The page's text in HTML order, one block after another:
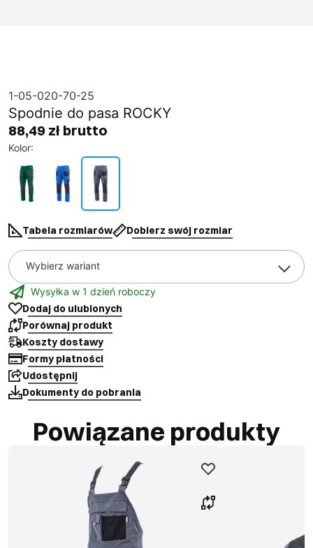
1-05-020-70-25
Spodnie do pasa ROCKY
88,49 zł brutto
Kolor:
Tabela rozmiarów Dobierz swój rozmiar
Wybierz wariant
Wysyłka w 1 dzień roboczy
Dodaj do ulubionych
Porównaj produkt
Koszty dostawy
Formy płatności
Udostępnij
Dokumenty do pobrania
Powiązane produkty